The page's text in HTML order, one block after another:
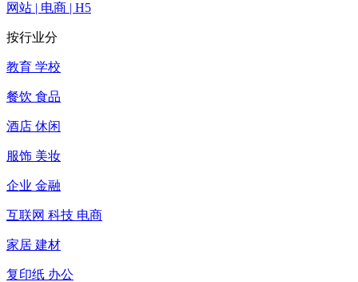
网站 | 电商 | H5
按行业分
教育 学校
餐饮 食品
酒店 休闲
服饰 美妆
企业 金融
互联网 科技 电商
家居 建材
复印纸 办公